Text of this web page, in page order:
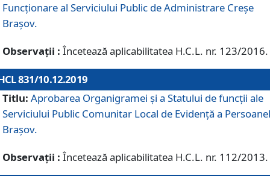
Funcționare al Serviciului Public de Administrare Creșe
Brașov.
Observații : Încetează aplicabilitatea H.C.L. nr. 123/2016.
831/10.12.2019
Titlu: Aprobarea Organigramei și a Statului de funcții ale
Serviciului Public Comunitar Local de Evidență a
Brașov.
Observații : Încetează aplicabilitatea H.C.L. nr. 112/2013.